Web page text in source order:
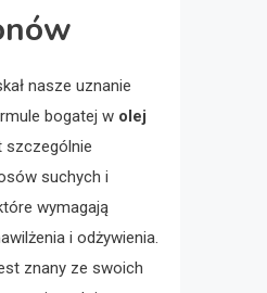
nasze uznanie
bogatej w olej
szczególnie
suchych i
wymagają
i odżywienia.
znany ze swoich